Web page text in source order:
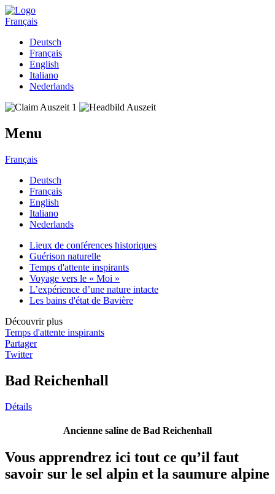
Français
Deutsch
Français
English
Italiano
Nederlands
Menu
Français
Deutsch
Français
English
Italiano
Nederlands
Lieux de conférences historiques
Guérison naturelle
Temps d'attente inspirants
Voyage vers le « Moi »
L’expérience d’une nature intacte
Les bains d'état de Bavière
Découvrir plus
Temps d'attente inspirants
Partager
Twitter
Bad Reichenhall
Détails
Ancienne saline de Bad Reichenhall
Vous apprendrez ici tout ce qu’il faut
savoir sur le sel alpin et la saumure alpine